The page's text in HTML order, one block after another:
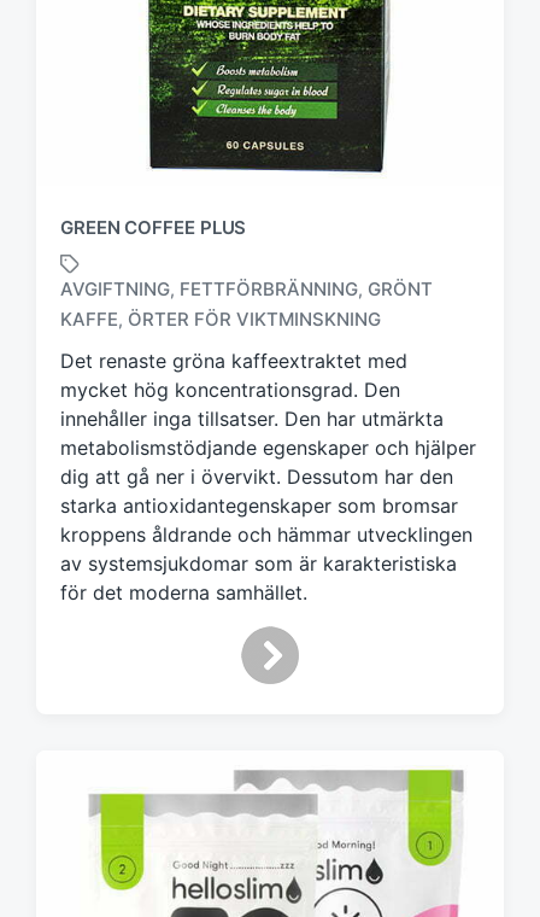
GREEN COFFEE PLUS
ä
r
k
t
m
e
d
AVGIFTNING, FETTFÖRBRÄNNING, GRÖNT
KAFFE, ÖRTER FÖR VIKTMINSKNING
Det renaste gröna kaffeextraktet med
mycket hög koncentrationsgrad. Den
innehåller inga tillsatser. Den har utmärkta
metabolismstödjande egenskaper och hjälper
dig att gå ner i övervikt. Dessutom har den
starka antioxidantegenskaper som bromsar
kroppens åldrande och hämmar utvecklingen
av systemsjukdomar som är karakteristiska
för det moderna samhället.